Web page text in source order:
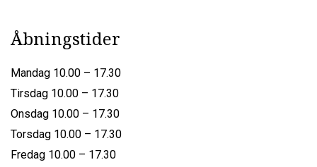
Åbningstider
Mandag 10.00 – 17.30
Tirsdag 10.00 – 17.30
Onsdag 10.00 – 17.30
Torsdag 10.00 – 17.30
Fredag 10.00 – 17.30